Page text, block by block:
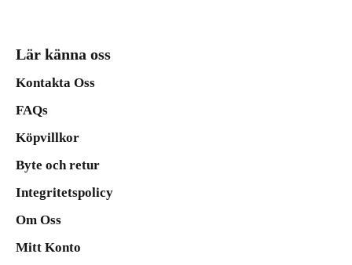
Lär känna oss
Kontakta Oss
FAQs
Köpvillkor
Byte och retur
Integritetspolicy
Om Oss
Mitt Konto